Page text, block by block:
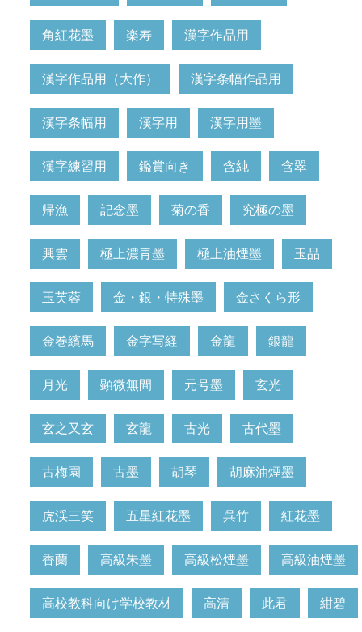
角紅花墨 楽寿 漢字作品用
漢字作品用（大作） 漢字条幅作品用
漢字条幅用 漢字用 漢字用墨
漢字練習用 鑑賞向き 含純 含翠
帰漁 記念墨 菊の香 究極の墨
興雲 極上濃青墨 極上油煙墨 玉品
玉芙蓉 金・銀・特殊墨 金さくら形
金巻繽馬 金字写経 金龍 銀龍
月光 顕微無間 元号墨 玄光
玄之又玄 玄龍 古光 古代墨
古梅園 古墨 胡琴 胡麻油煙墨
虎渓三笑 五星紅花墨 呉竹 紅花墨
香蘭 高級朱墨 高級松煙墨 高級油煙墨
高校教科向け学校教材 高清 此君 紺碧